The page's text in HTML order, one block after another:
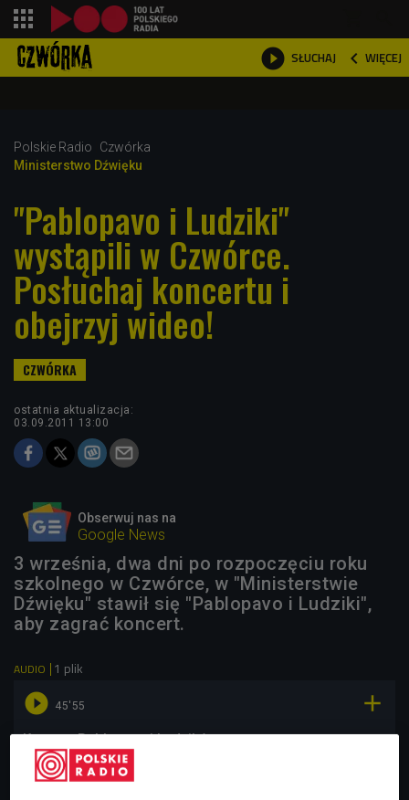
 SŁUCHAJ  WIĘCEJ

Polskie Radio
Czwórka
Ministerstwo Dźwięku
"Pablopavo i Ludziki"
wystąpili w Czwórce.
Posłuchaj koncertu i
obejrzyj wideo!
ostatnia aktualizacja:
03.09.2011 13:00
Obserwuj nas na
Google News
3 września, dwa dni po rozpoczęciu roku
szkolnego w Czwórce, w "Ministerstwie
Dźwięku" stawił się "Pablopavo i Ludziki",
aby zagrać koncert.
AUDIO 1 plik
 45'55 
Koncert Pablopavo i Ludzików